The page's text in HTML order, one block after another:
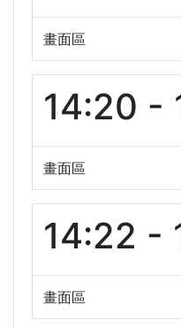
畫面區
14:20 -
畫面區
14:22 -
畫面區